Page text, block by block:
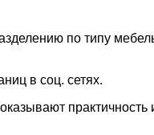
по типу
в соц. сетях.
практичность